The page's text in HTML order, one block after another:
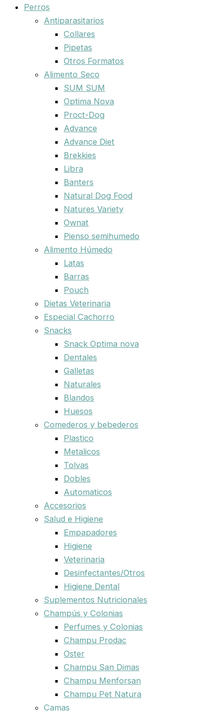
Perros
Antiparasitarios
Collares
Pipetas
Otros Formatos
Alimento Seco
SUM SUM
Optima Nova
Proct-Dog
Advance
Advance Diet
Brekkies
Libra
Banters
Natural Dog Food
Natures Variety
Ownat
Pienso semihumedo
Alimento Húmedo
Latas
Barras
Pouch
Dietas Veterinaria
Especial Cachorro
Snacks
Snack Optima nova
Dentales
Galletas
Naturales
Blandos
Huesos
Comederos y bebederos
Plastico
Metalicos
Tolvas
Dobles
Automaticos
Accesorios
Salud e Higiene
Empapadores
Higiene
Veterinaria
Desinfectantes/Otros
Higiene Dental
Suplementos Nutricionales
Champús y Colonias
Perfumes y Colonias
Champu Prodac
Oster
Champu San Dimas
Champu Menforsan
Champu Pet Natura
Camas